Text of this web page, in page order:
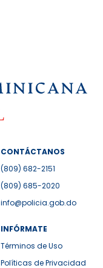
CONTÁCTANOS
(809) 682-2151
(809) 685-2020
info@policia.gob.do
INFÓRMATE
Términos de Uso
Políticas de Privacidad